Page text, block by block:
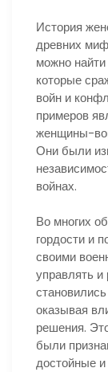
История
древних
можно
которые
войн и
примеров
женщины-
Они были
войнах.
Во многих
гордости и
своими
управлять
оказывая
решения.
были
достойные